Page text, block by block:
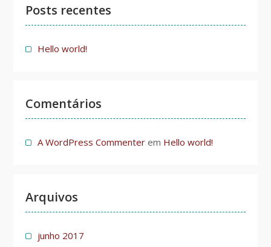
Posts recentes
Hello world!
Comentários
A WordPress Commenterem Hello world!
Arquivos
junho 2017